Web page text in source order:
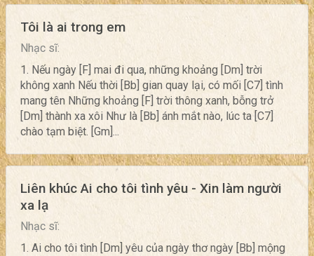
Tôi là ai trong em
Nhạc sĩ:
1. Nếu ngày [F] mai đi qua, những khoảng [Dm] trời
không xanh Nếu thời [Bb] gian quay lại, có mối [C7] tình
mang tên Những khoảng [F] trời thông xanh, bỗng trở
[Dm] thành xa xôi Như là [Bb] ánh mắt nào, lúc ta [C7]
chào tạm biệt. [Gm]...
Liên khúc Ai cho tôi tình yêu - Xin làm người
xa lạ
Nhạc sĩ:
1. Ai cho tôi tình [Dm] yêu của ngày thơ ngày [Bb] mộng